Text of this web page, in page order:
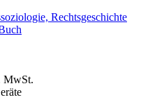
Rechtsgeschichte
MwSt.